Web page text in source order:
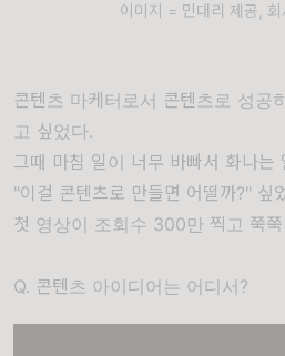
이미지 = 민대리 제공, 회
콘텐츠 마케터로서 콘텐츠로 성공
고 싶었다.
그때 마침 일이 너무 바빠서 화나는
"이걸 콘텐츠로 만들면 어떨까?" 싶
첫 영상이 조회수 300만 찍고 쭉
Q. 콘텐츠 아이디어는 어디서?